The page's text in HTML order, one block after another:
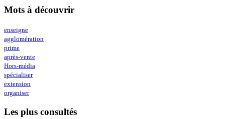
Mots à découvrir
enseigne
agglomération
prime
après-vente
Hors-média
spécialiser
extension
organiser
Les plus consultés